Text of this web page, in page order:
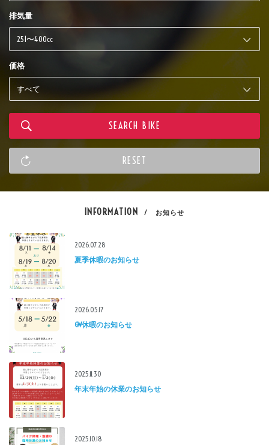
排気量
価格
INFORMATION / お知らせ
2026.07.28
夏季休暇のお知らせ
2026.05.17
GW休暇のお知らせ
2025.11.30
年末年始の休業のお知らせ
2025.10.18